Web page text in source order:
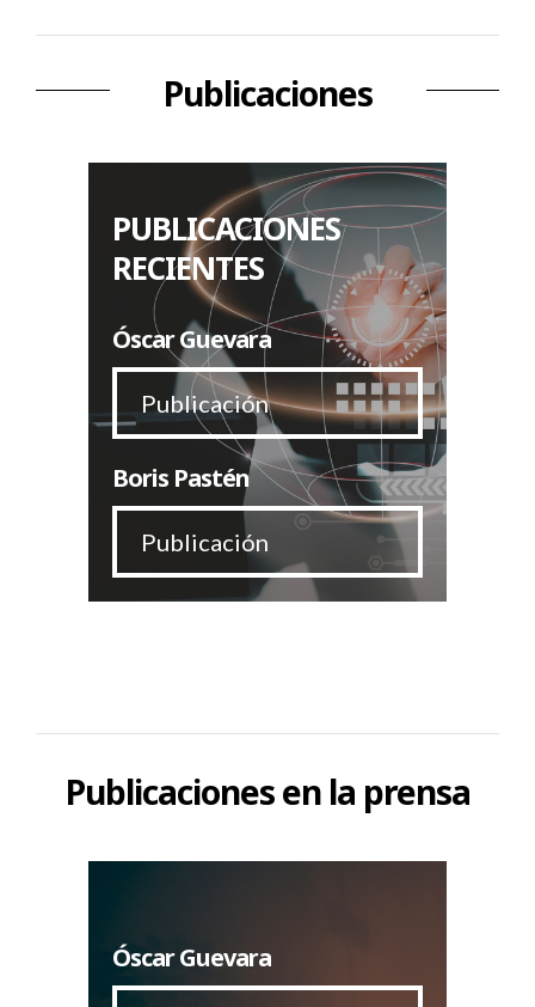
Publicaciones
PUBLICACIONES
RECIENTES
Óscar Guevara
Publicación
Boris Pastén
Publicación
Publicaciones en la prensa
Óscar Guevara